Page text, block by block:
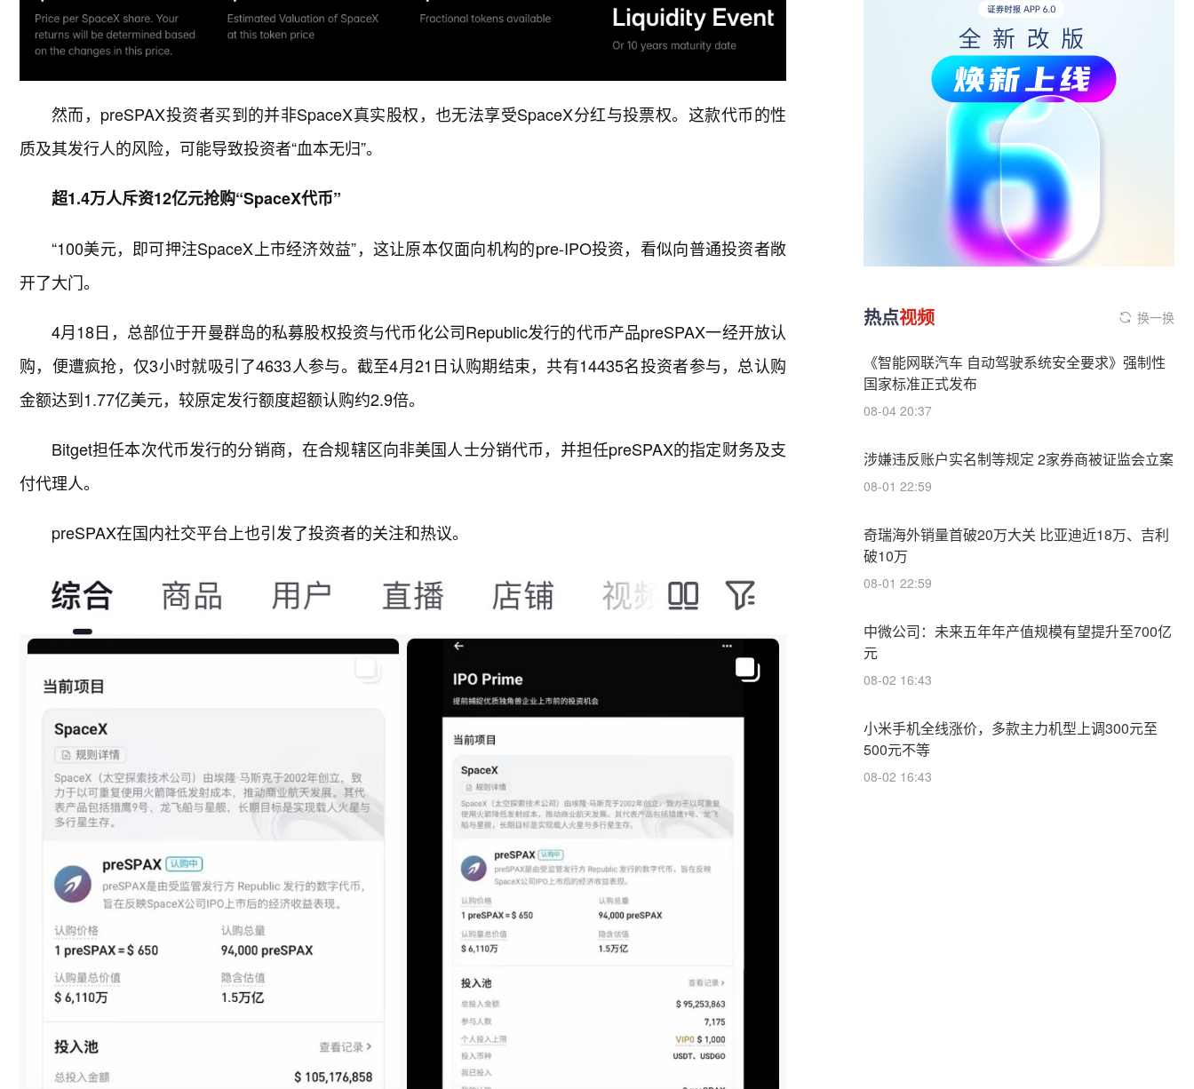
然而，preSPAX投资者买到的并非SpaceX真实股权，也无法享受SpaceX分红与投票权。这款代币的性
质及其发行人的风险，可能导致投资者“血本无归”。
超1.4万人斥资12亿元抢购“SpaceX代币”
“100美元，即可押注SpaceX上市经济效益”，这让原本仅面向机构的pre-IPO投资，看似向普通投资者敞
开了大门。
4月18日，总部位于开曼群岛的私募股权投资与代币化公司Republic发行的代币产品preSPAX一经开放认
购，便遭疯抢，仅3小时就吸引了4633人参与。截至4月21日认购期结束，共有14435名投资者参与，总认购
金额达到1.77亿美元，较原定发行额度超额认购约2.9倍。
Bitget担任本次代币发行的分销商，在合规辖区向非美国人士分销代币，并担任preSPAX的指定财务及支
付代理人。
preSPAX在国内社交平台上也引发了投资者的关注和热议。
热点视频 换一换
《智能网联汽车 自动驾驶系统安全要求》强制性
国家标准正式发布
08-04 20:37
涉嫌违反账户实名制等规定 2家券商被证监会立案
08-01 22:59
奇瑞海外销量首破20万大关 比亚迪近18万、吉利
破10万
08-01 22:59
中微公司：未来五年年产值规模有望提升至700亿
元
08-02 16:43
小米手机全线涨价，多款主力机型上调300元至
500元不等
08-02 16:43